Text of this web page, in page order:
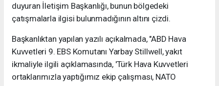
duyuran İletişim Başkanlığı, bunun bölgedeki
çatışmalarla ilgisi bulunmadığının altını çizdi.
Başkanlıktan yapılan yazılı açıkalmada, "ABD Hava
Kuvvetleri 9. EBS Komutanı Yarbay Stillwell, yakıt
ikmaliyle ilgili açıklamasında, 'Türk Hava Kuvvetleri
ortaklarımızla yaptığımız ekip çalışması, NATO